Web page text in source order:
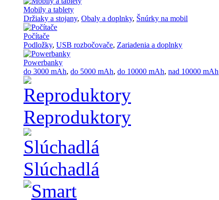
Mobily a tablety
Držiaky a stojany, Obaly a doplnky, Šnúrky na mobil
Počítače
Podložky, USB rozbočovače, Zariadenia a doplnky
Powerbanky
do 3000 mAh, do 5000 mAh, do 10000 mAh, nad 10000 mAh
Reproduktory
Slúchadlá